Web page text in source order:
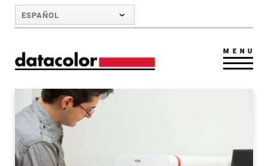
Skip to Main Content
ESPAÑOL
MENU